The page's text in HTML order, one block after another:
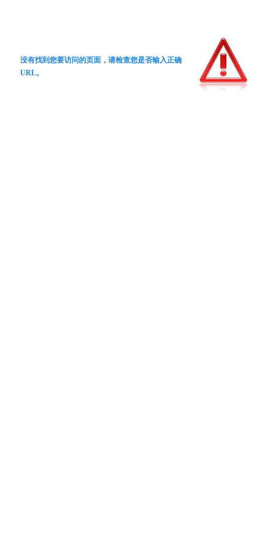
没有找到您要访问的页面，请检查您是否输入正确
URL。